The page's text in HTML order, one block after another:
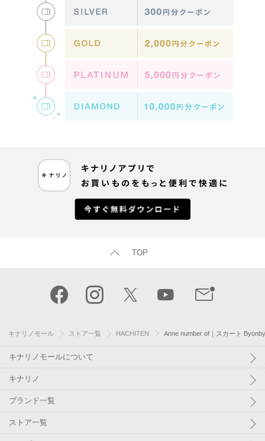
TOP
キナリノモール ストア一覧 HACHITEN Anne number of｜スカート
キナリノモールについて
キナリノ
ブランド一覧
ストア一覧